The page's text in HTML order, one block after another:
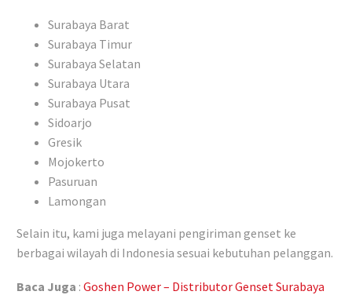
Surabaya Barat
Surabaya Timur
Surabaya Selatan
Surabaya Utara
Surabaya Pusat
Sidoarjo
Gresik
Mojokerto
Pasuruan
Lamongan
Selain itu, kami juga melayani pengiriman genset ke
berbagai wilayah di Indonesia sesuai kebutuhan pelanggan.
Baca Juga : Goshen Power – Distributor Genset Surabaya